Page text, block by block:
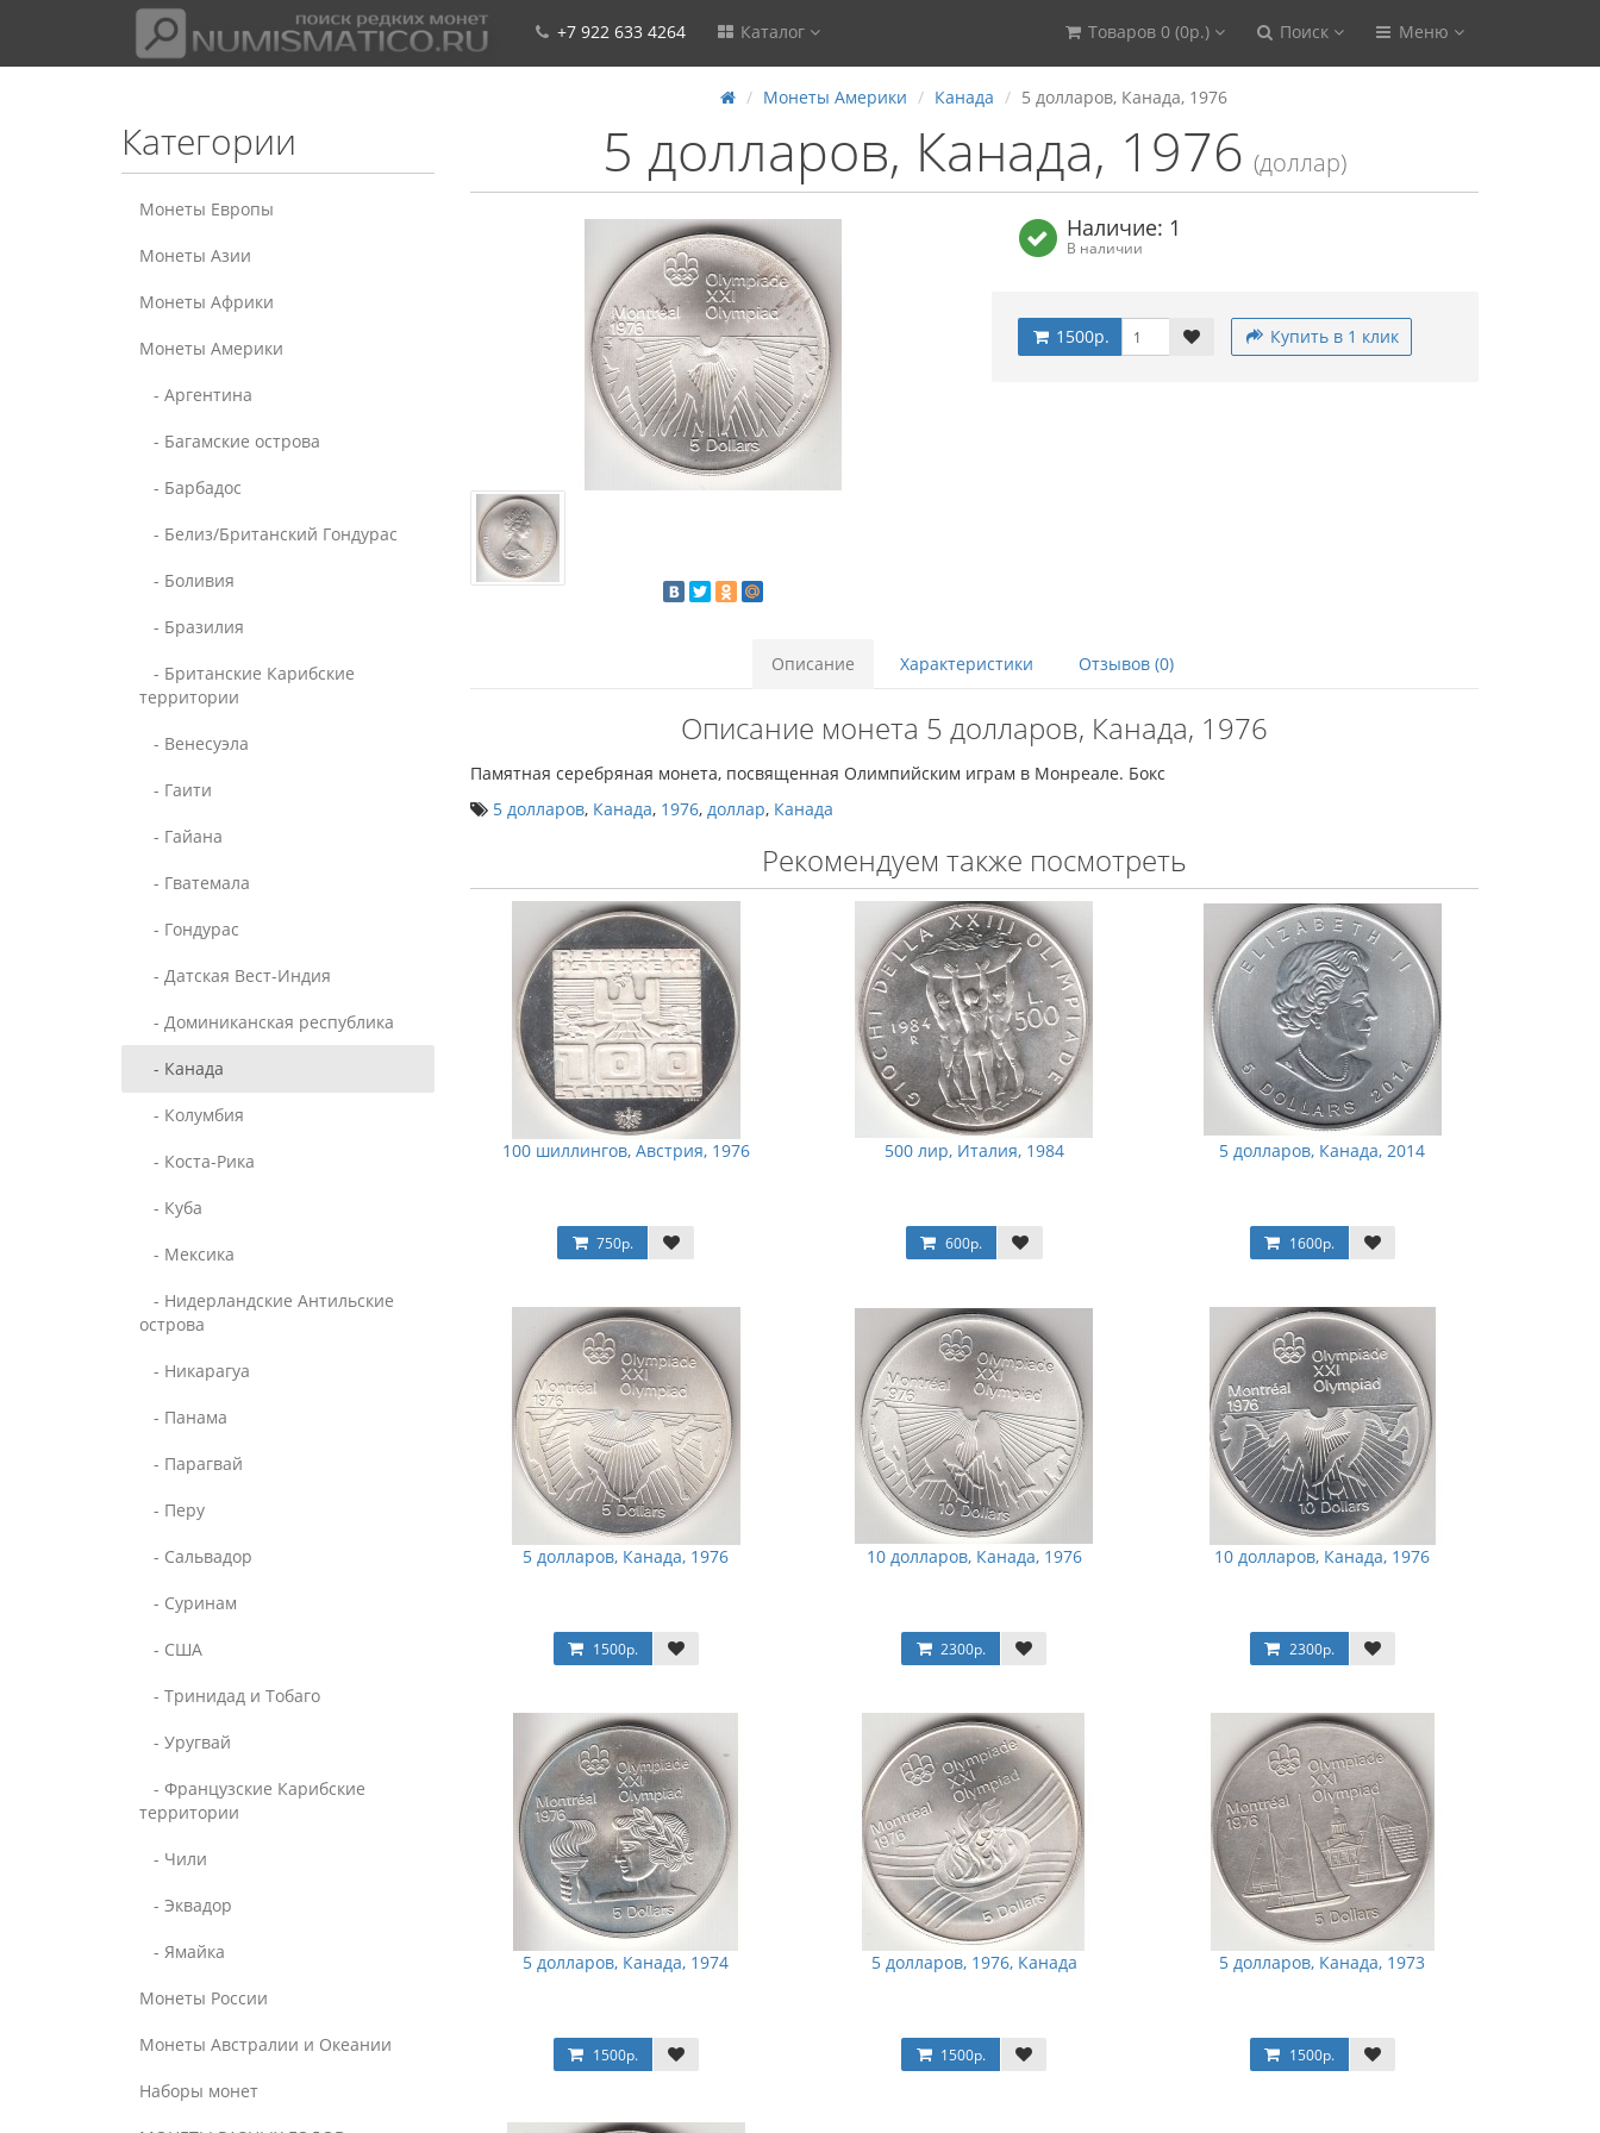
+7 922 633 4264 Каталог Товаров 0 (0р.) Поиск Меню
Категории
Монеты Европы
Монеты Азии
Монеты Африки
Монеты Америки
- Аргентина
- Багамские острова
- Барбадос
- Белиз/Британский Гондурас
- Боливия
- Бразилия
- Британские Карибские
территории
- Венесуэла
- Гаити
- Гайана
- Гватемала
- Гондурас
- Датская Вест-Индия
- Доминиканская республика
- Канада
- Колумбия
- Коста-Рика
- Куба
- Мексика
- Нидерландские Антильские
острова
- Никарагуа
- Панама
- Парагвай
- Перу
- Сальвадор
- Суринам
- США
- Тринидад и Тобаго
- Уругвай
- Французские Карибские
территории
- Чили
- Эквадор
- Ямайка
Монеты России
Монеты Австралии и Океании
Наборы монет
Монеты Америки Канада 5 долларов, Канада, 1976
5 долларов, Канада, 1976 (доллар)
Наличие: 1
В наличии
1500р. Купить в 1 клик
Описание Характеристики Отзывов (0)
Описание монета 5 долларов, Канада, 1976
Памятная серебряная монета, посвященная Олимпийским играм в Монреале. Бокс
5 долларов, Канада, 1976, доллар, Канада
Рекомендуем также посмотреть
100 шиллингов, Австрия, 1976
750р.
500 лир, Италия, 1984
600р.
5 долларов, Канада, 2014
1600р.
5 долларов, Канада, 1976
1500р.
10 долларов, Канада, 1976
2300р.
10 долларов, Канада, 1976
2300р.
5 долларов, Канада, 1974
1500р.
5 долларов, 1976, Канада
1500р.
5 долларов, Канада, 1973
1500р.